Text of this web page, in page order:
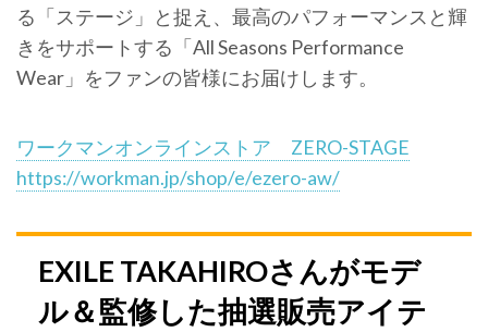
る「ステージ」と捉え、最高のパフォーマンスと輝
きをサポートする「All Seasons Performance
Wear」をファンの皆様にお届けします。
ワークマンオンラインストア ZERO-STAGE
https://workman.jp/shop/e/ezero-aw/
EXILE TAKAHIROさんがモデ
ル＆監修した抽選販売アイテ